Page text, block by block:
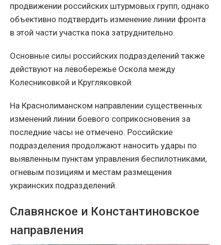
продвижении российских штурмовых групп, однако
объективно подтвердить изменение линии фронта
в этой части участка пока затруднительно.
Основные силы российских подразделений также
действуют на левобережье Оскола между
Колесниковкой и Кругляковкой.
На Краснолиманском направлении существенных
изменений линии боевого соприкосновения за
последние часы не отмечено. Российские
подразделения продолжают наносить удары по
выявленным пунктам управления беспилотниками,
огневым позициям и местам размещения
украинских подразделений.
Славянское и Константиновское
направления